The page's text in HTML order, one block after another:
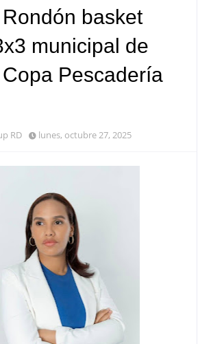
basket
municipal de
Pescadería
RD lunes, octubre 27, 2025